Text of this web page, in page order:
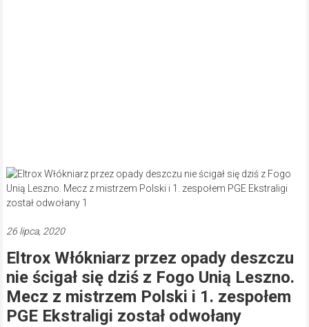
26 lipca, 2020
Eltrox Włókniarz przez opady deszczu
nie ścigał się dziś z Fogo Unią Leszno.
Mecz z mistrzem Polski i 1. zespołem
PGE Ekstraligi został odwołany